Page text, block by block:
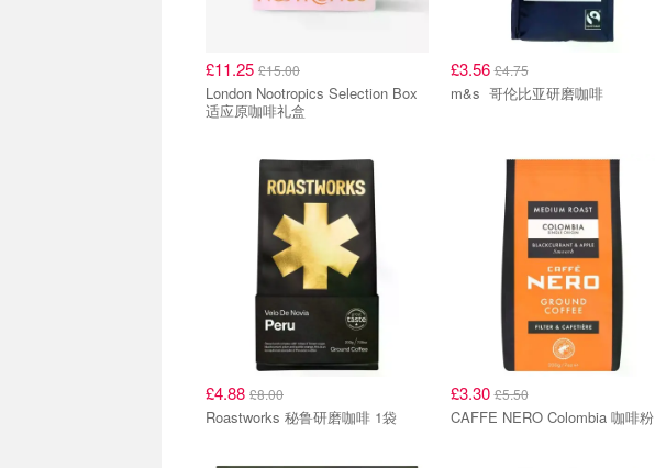
£11.25 £15.00
London Nootropics Selection Box
适应原咖啡礼盒
£3.56£4.75
m&s 哥伦比亚研磨咖啡
£4.88 £8.00
Roastworks 秘鲁研磨咖啡 1袋
£3.30£5.50
CAFFE NERO Colombia 咖啡粉